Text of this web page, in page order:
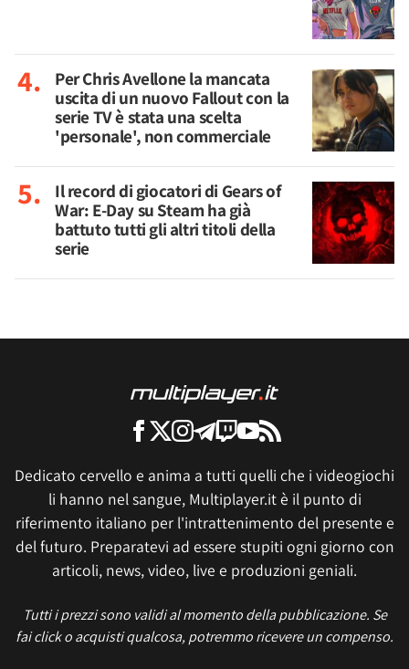
Per Chris Avellone la mancata
uscita di un nuovo Fallout con la
serie TV è stata una scelta
'personale', non commerciale
Il record di giocatori di Gears of
War: E-Day su Steam ha già
battuto tutti gli altri titoli della
serie
Dedicato cervello e anima a tutti quelli che i videogiochi
li hanno nel sangue, Multiplayer.it è il punto di
riferimento italiano per l'intrattenimento del presente e
del futuro. Preparatevi ad essere stupiti ogni giorno con
articoli, news, video, live e produzioni geniali.
Tutti i prezzi sono validi al momento della pubblicazione. Se
fai click o acquisti qualcosa, potremmo ricevere un compenso.